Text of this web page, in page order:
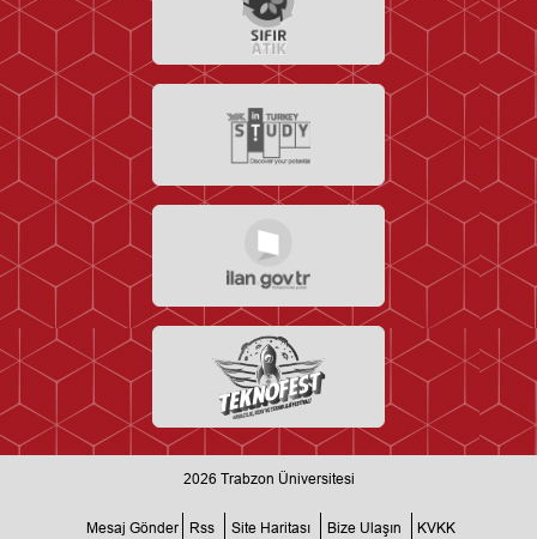
2026 Trabzon Üniversitesi
Mesaj Gönder Rss Site Haritası Bize Ulaşın KVKK